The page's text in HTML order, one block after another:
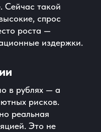
Сейчас такой
спрос
роста —
издержки.
в рублях — а
рисков.
реальная
Это не